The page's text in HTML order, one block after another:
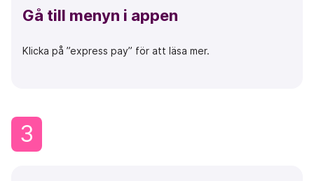
Gå till menyn i appen
Klicka på ”express pay” för att läsa mer.
3